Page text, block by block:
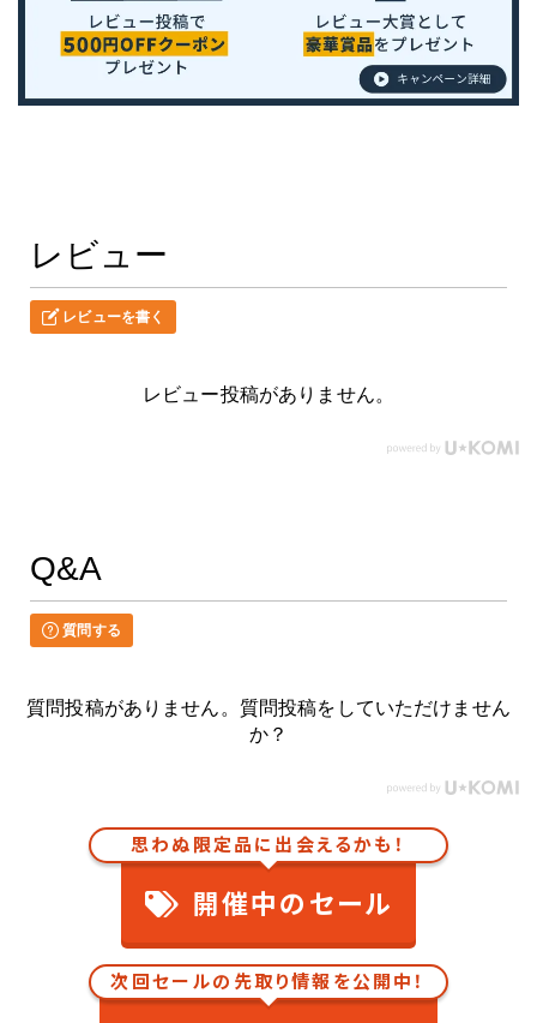
レビュー
レビューを書く
レビュー投稿がありません。
Q&A
質問する
質問投稿がありません。質問投稿をしていただけません
か？
思わぬ限定品に出会えるかも！
開催中のセール
次回セールの先取り情報を公開中！